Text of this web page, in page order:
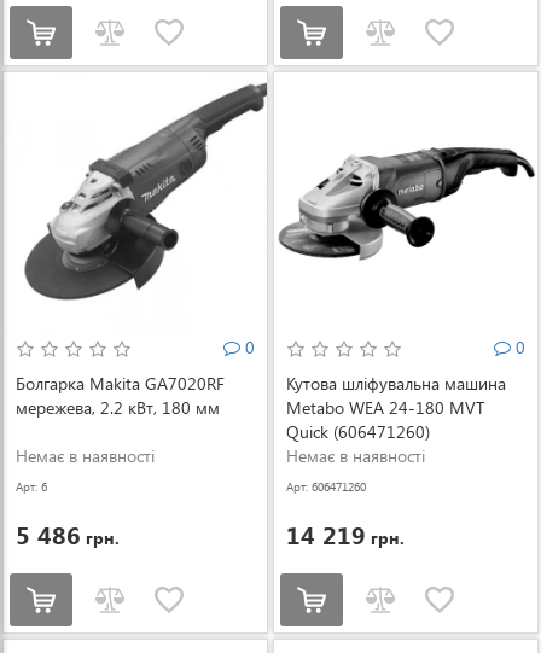
0
Болгарка Makita GA7020RF
мережева, 2.2 кВт, 180 мм
Немає в наявності
Арт: 6
5 486 грн.
0
Кутова шліфувальна машина
Metabo WEA 24-180 MVT
Quick (606471260)
Немає в наявності
Арт: 606471260
14 219 грн.